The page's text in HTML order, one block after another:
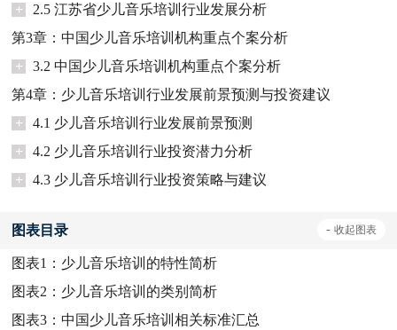
+
2.5 江苏省少儿音乐培训行业发展分析
第3章：中国少儿音乐培训机构重点个案分析
+
3.2 中国少儿音乐培训机构重点个案分析
第4章：少儿音乐培训行业发展前景预测与投资建议
+
4.1 少儿音乐培训行业发展前景预测
+
4.2 少儿音乐培训行业投资潜力分析
+
4.3 少儿音乐培训行业投资策略与建议
图表目录 - 收起图表
图表1： 少儿音乐培训的特性简析
图表2： 少儿音乐培训的类别简析
图表3：中国少儿音乐培训相关标准汇总